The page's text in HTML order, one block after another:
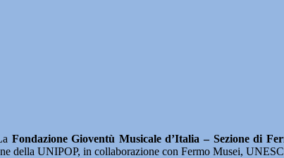
Fondazione Gioventù Musicale d’Italia – Sezione di
della UNIPOP, in collaborazione con Fermo Musei,